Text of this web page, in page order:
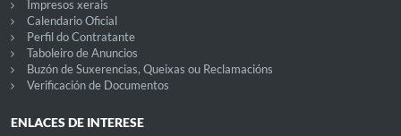
Impresos xerais
Calendario Oficial
Perfil do Contratante
Taboleiro de Anuncios
Buzón de Suxerencias, Queixas ou Reclamacións
Verificación de Documentos
ENLACES DE INTERESE